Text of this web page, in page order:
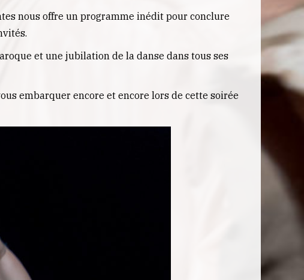
nous offre un programme inédit pour conclure
et une jubilation de la danse dans tous ses
embarquer encore et encore lors de cette soirée